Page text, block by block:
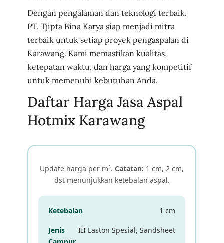
Dengan pengalaman dan teknologi terbaik,
PT. Tjipta Bina Karya siap menjadi mitra
terbaik untuk setiap proyek pengaspalan di
Karawang. Kami memastikan kualitas,
ketepatan waktu, dan harga yang kompetitif
untuk memenuhi kebutuhan Anda.
Daftar Harga Jasa Aspal
Hotmix Karawang
Update harga per m². Catatan: 1 cm, 2 cm,
dst menunjukkan ketebalan aspal.
1 cm
III Laston Spesial, Sandsheet